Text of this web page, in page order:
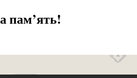
пам’ять!